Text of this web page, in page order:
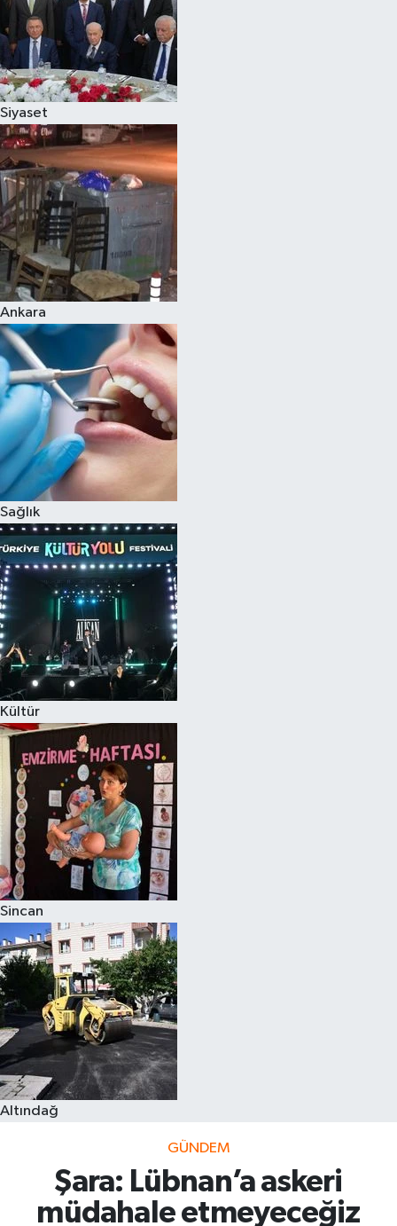
Siyaset
Ankara
Sağlık
Kültür
Sincan
Altındağ
GÜNDEM
Şara: Lübnan’a askeri
müdahale etmeyeceğiz